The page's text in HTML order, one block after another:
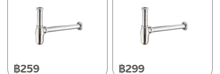
ดูรายละเอียดวัสดุแยกชิ้น ในรายละเอียดวัสดุ
(18)
สแตนเลส
สแตนเลสด้าน
฿259 ฿299